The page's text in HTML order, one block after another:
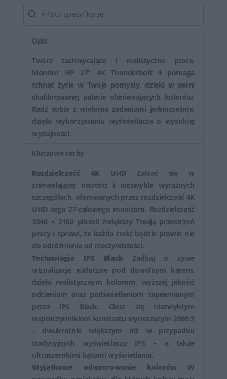
technologie redukcji migotania (Flicker-Free) czy funkcje
komfortową pracę przez dłuższe godziny.
HP oferuje także monitory skierowane do konkretnych
zastosowań, takie jak monitory do grafiki,
projektowania, gamingu czy do zastosowań
profesjonalnych, które mogą mieć specjalne funkcje jak
szeroki zakres kolorów, wysoka częstotliwość
odświeżania czy odpowiedź czasu matrycy.
Monitory HP są cenione zarówno przez użytkowników
domowych, jak i profesjonalnych, ze względu na ich
różnorodność, jakość obrazu i funkcje dostosowane do
różnych zastosowań. Oferują one szeroki wybór opcji,
które mogą spełnić oczekiwania zarówno zwykłych
użytkowników, jak i profesjonalistów potrzebujących
wysokiej jakości obrazu do zadań wymagających
precyzji i dokładności.
Opis
Twórz zachwycające i realistyczne prace.
Monitor HP 27″ 4K Thunderbolt 4 pomaga
tchnąć życie w Twoje pomysły, dzięki w pełni
skalibrowanej palecie olśniewających kolorów.
Radź sobie z wieloma zadaniami jednocześnie,
dzięki wykorzystaniu wyświetlacza o wysokiej
wydajności.
Kluczowe cechy
Rozdzielczość 4K UHD Zatrać się w
zniewalającej ostrości i niezwykle wyraźnych
szczegółach, oferowanych przez rozdzielczość 4K
UHD tego 27-calowego monitora. Rozdzielczość
3840 × 2160 pikseli zwiększy Twoją przestrzeń
pracy i sprawi, że każda treść będzie prawie nie
do odróżnienia od rzeczywistości.
Technologia IPS BlackZadbaj o żywe
wizualizacje widoczne pod dowolnym kątem,
dzięki realistycznym kolorom, wyższej jakości
odcieniom oraz podświetleniom zapewnianym
przez IPS Black. Ciesz się niezwykłym
współczynnikiem kontrastu wynoszącym 2000:1
– dwukrotnie większym niż w przypadku
tradycyjnych wyświetlaczy IPS – a także
ultraszerokimi kątami wyświetlania.
Wyjątkowe odwzorowanie kolorów W